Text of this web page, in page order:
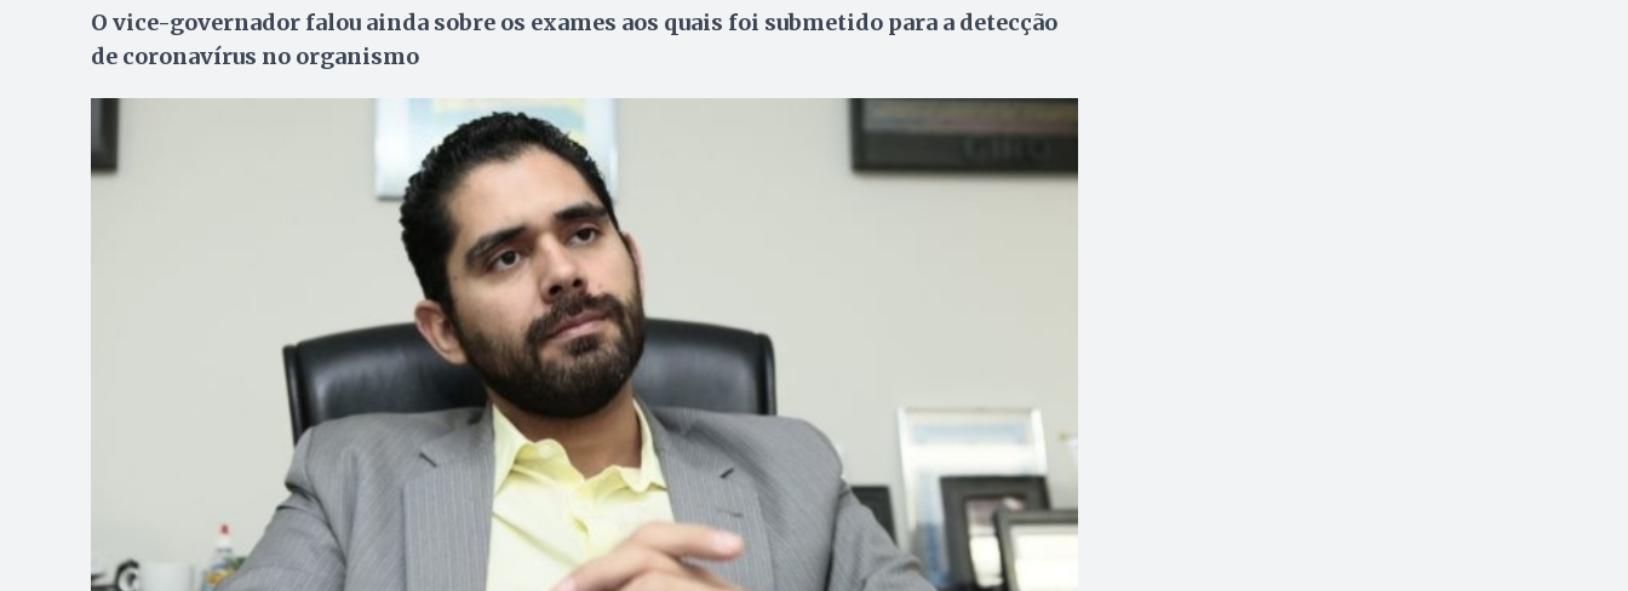
O vice-governador falou ainda sobre os exames aos quais foi submetido para a detecção
de coronavírus no organismo